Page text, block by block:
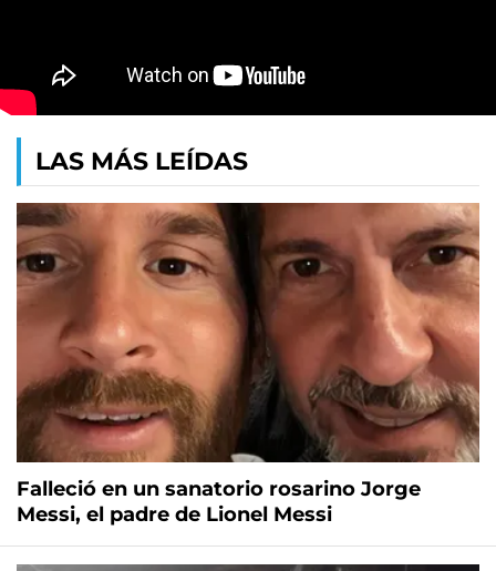
LAS MÁS LEÍDAS
Falleció en un sanatorio rosarino Jorge
Messi, el padre de Lionel Messi